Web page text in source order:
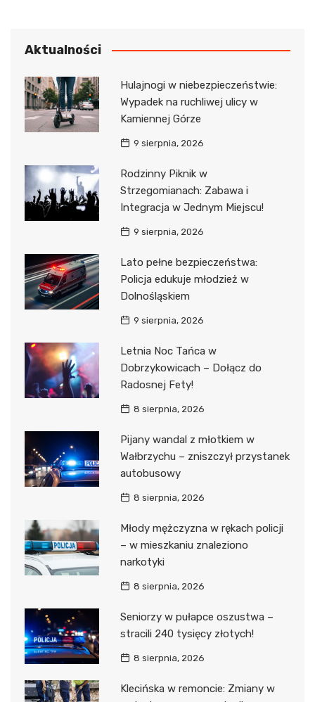
Aktualności
Hulajnogi w niebezpieczeństwie:
Wypadek na ruchliwej ulicy w
Kamiennej Górze
9 sierpnia, 2026
Rodzinny Piknik w
Strzegomianach: Zabawa i
Integracja w Jednym Miejscu!
9 sierpnia, 2026
Lato pełne bezpieczeństwa:
Policja edukuje młodzież w
Dolnośląskiem
9 sierpnia, 2026
Letnia Noc Tańca w
Dobrzykowicach – Dołącz do
Radosnej Fety!
8 sierpnia, 2026
Pijany wandal z młotkiem w
Wałbrzychu – zniszczył przystanek
autobusowy
8 sierpnia, 2026
Młody mężczyzna w rękach policji
– w mieszkaniu znaleziono
narkotyki
8 sierpnia, 2026
Seniorzy w pułapce oszustwa –
stracili 240 tysięcy złotych!
8 sierpnia, 2026
Klecińska w remoncie: Zmiany w